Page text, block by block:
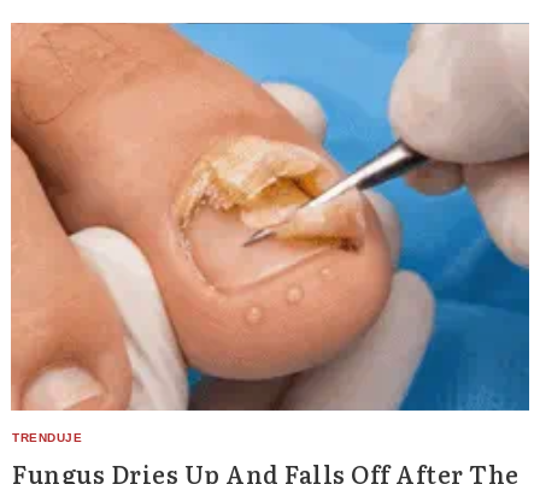
Fungus Dries Up And Falls Off After The